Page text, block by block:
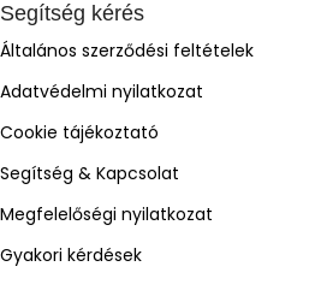
Segítség kérés
Általános szerződési feltételek
Adatvédelmi nyilatkozat
Cookie tájékoztató
Segítség & Kapcsolat
Megfelelőségi nyilatkozat
Gyakori kérdések